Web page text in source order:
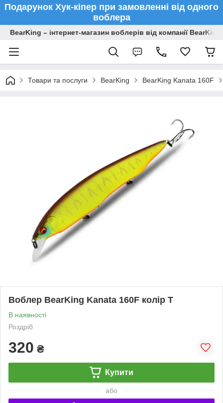
Подарунок Хук-кіпер при замовленні від одного
воблера
BearKing – інтернет-магазин воблерів від компанії BearKing
Товари та послуги BearKing BearKing Kanata 160F
Воблер BearKing Kanata 160F колір T
В наявності
Роздріб
320 ₴
Купити
або